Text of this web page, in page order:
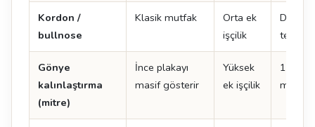
Kordon /
bullnose
Klasik mutfak
Orta ek
işçilik
Doğal
tercih
Gönye
kalınlaştırma
(mitre)
İnce plakayı
masif gösterir
Yüksek
ek işçilik
12
mm